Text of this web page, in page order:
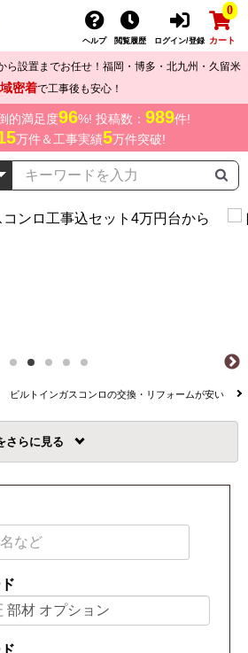
ヘルプ 閲覧履歴 ログイン/登録
0
カート
ら設置までお任せ！福岡・博多・北九州・久留米
密着で工事後も安心！
的満足度96%! 投稿数： 989件!
万件＆工事実績5万件突破!
ビルトインガスコンロの交換・リフォームが安い